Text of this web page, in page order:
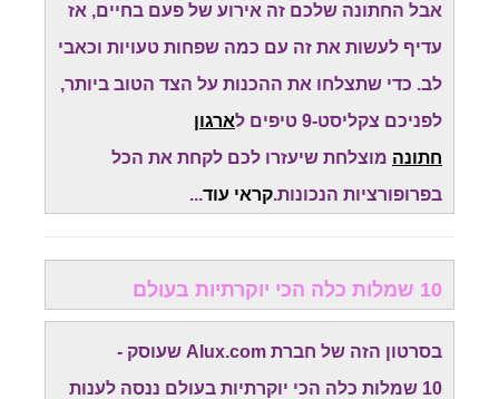
אבל החתונה שלכם זה אירוע של פעם בחיים, אז
עדיף לעשות את זה עם כמה שפחות טעויות וכאבי
לב. כדי שתצלחו את ההכנות על הצד הטוב ביותר,
לפניכם צקליסט-9 טיפים ל
ארגון
חתונה מוצלחת שיעזרו לכם לקחת את הכל
בפרופורציות הנכונות.קראי עוד...
10 שמלות כלה הכי יוקרתיות בעולם
בסרטון הזה של חברת Alux.com שעוסק -
10 שמלות כלה הכי יוקרתיות בעולם ננסה לענות